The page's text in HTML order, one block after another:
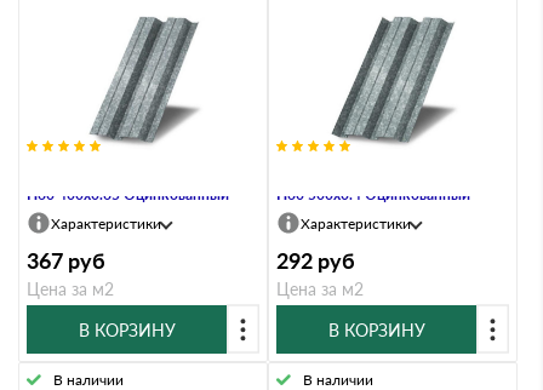
Н60 400х0.65 Оцинкованный
Характеристики
367 руб
Цена за м2
В КОРЗИНУ
Н60 500х0.4 Оцинкованный
Характеристики
292 руб
Цена за м2
В КОРЗИНУ
В наличии В наличии